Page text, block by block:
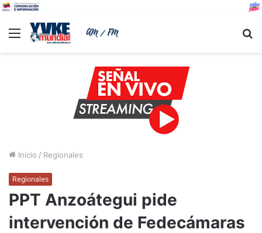
Menu
Inicio / Regionales
Regionales
PPT Anzoátegui pide
intervención de Fedecámaras